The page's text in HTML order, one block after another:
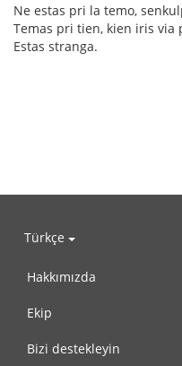
Ne estas pri la temo,
Temas pri tien, kien iris
Estas stranga.
Türkçe
Hakkımızda
Ekip
Bizi destekleyin